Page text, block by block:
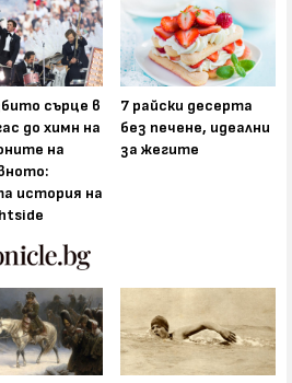
сърце в
до химн на
на
история на
7 райски десерта
без печене, идеални
за жегите